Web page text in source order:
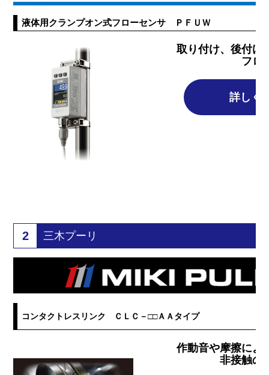
液体用クランプオン式フローセンサ ＰＦＵＷ
取り付け、後付け
フロ
詳しく
2 三木プーリ
コンタクトレスリンク ＣＬＣ－□□ＡＡタイプ
作動音や摩擦によ
非接触の